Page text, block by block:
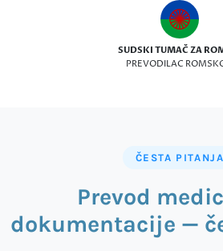
SUDSKI TUMAČ ZA
PREVODILAC
ČESTA PITANJA
Prevod
dokumentacije —